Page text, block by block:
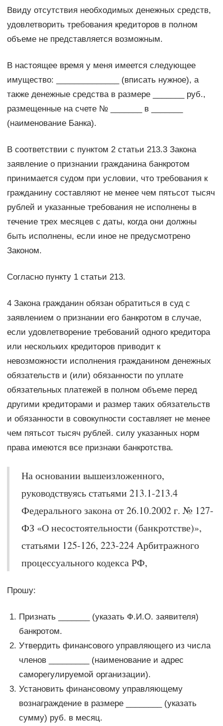
Ввиду отсутствия необходимых денежных средств,
удовлетворить требования кредиторов в полном
объеме не представляется возможным.
В настоящее время у меня имеется следующее
имущество: ______________ (вписать нужное), а
также денежные средства в размере _______ руб.,
размещенные на счете № _______ в _______
(наименование Банка).
В соответствии с пунктом 2 статьи 213.3 Закона
заявление о признании гражданина банкротом
принимается судом при условии, что требования к
гражданину составляют не менее чем пятьсот тысяч
рублей и указанные требования не исполнены в
течение трех месяцев с даты, когда они должны
быть исполнены, если иное не предусмотрено
Законом.
Согласно пункту 1 статьи 213.
4 Закона гражданин обязан обратиться в суд с
заявлением о признании его банкротом в случае,
если удовлетворение требований одного кредитора
или нескольких кредиторов приводит к
невозможности исполнения гражданином денежных
обязательств и (или) обязанности по уплате
обязательных платежей в полном объеме перед
другими кредиторами и размер таких обязательств
и обязанности в совокупности составляет не менее
чем пятьсот тысяч рублей. силу указанных норм
права имеются все признаки банкротства.
На основании вышеизложенного,
руководствуясь статьями 213.1-213.4
Федерального закона от 26.10.2002 г. № 127-
ФЗ «О несостоятельности (банкротстве)»,
статьями 125-126, 223-224 Арбитражного
процессуального кодекса РФ,
Прошу:
Признать _______ (указать Ф.И.О. заявителя)
банкротом.
Утвердить финансового управляющего из числа
членов _________ (наименование и адрес
саморегулируемой организации).
Установить финансовому управляющему
вознаграждение в размере ________ (указать
сумму) руб. в месяц.